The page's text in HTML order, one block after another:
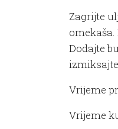
Zagrijte
Dodajte
Vrijeme
Vrijeme